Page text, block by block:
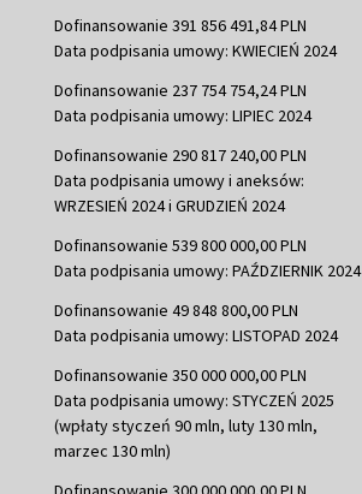
Dofinansowanie 391 856 491,84 PLN
Data podpisania umowy: KWIECIEŃ 2024
Dofinansowanie 237 754 754,24 PLN
Data podpisania umowy: LIPIEC 2024
Dofinansowanie 290 817 240,00 PLN
Data podpisania umowy i aneksów:
WRZESIEŃ 2024 i GRUDZIEŃ 2024
Dofinansowanie 539 800 000,00 PLN
Data podpisania umowy: PAŹDZIERNIK 2024
Dofinansowanie 49 848 800,00 PLN
Data podpisania umowy: LISTOPAD 2024
Dofinansowanie 350 000 000,00 PLN
Data podpisania umowy: STYCZEŃ 2025
(wpłaty styczeń 90 mln, luty 130 mln,
marzec 130 mln)